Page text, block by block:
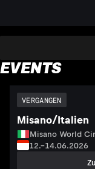
EVENTS
VERGANGEN
Misano/Italien
Misano World
12.–14.06.2026